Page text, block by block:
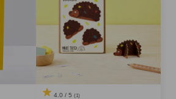
4.0 / 5 (1)